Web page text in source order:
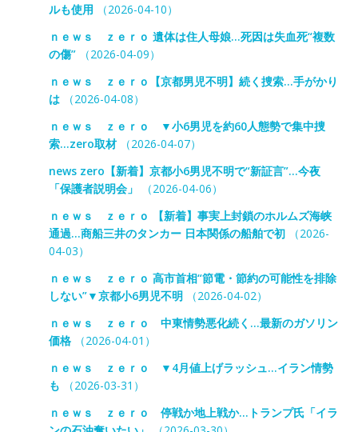
ルも使用 （2026-04-10）
ｎｅｗｓ ｚｅｒｏ 遺体は住人母娘…死因は失血死“複数
の傷”（2026-04-09）
ｎｅｗｓ ｚｅｒｏ【京都男児不明】続く捜索…手がかり
は（2026-04-08）
ｎｅｗｓ ｚｅｒｏ ▼小6男児を約60人態勢で集中捜
索…zero取材（2026-04-07）
news zero【新着】京都小6男児不明で“新証言”…今夜
「保護者説明会」
（2026-04-06）
ｎｅｗｓ ｚｅｒｏ 【新着】事実上封鎖のホルムズ海峡
通過…商船三井のタンカー 日本関係の船舶で初（2026-
04-03）
ｎｅｗｓ ｚｅｒｏ 高市首相“節電・節約の可能性を排除
しない”▼京都小6男児不明（2026-04-02）
ｎｅｗｓ ｚｅｒｏ 中東情勢悪化続く…最新のガソリン
価格（2026-04-01）
ｎｅｗｓ ｚｅｒｏ ▼4月値上げラッシュ…イラン情勢
も （2026-03-31）
ｎｅｗｓ ｚｅｒｏ 停戦か地上戦か…トランプ氏「イラ